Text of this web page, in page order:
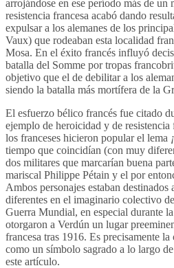
arrojándose en ese período más de un
resistencia francesa acabó dando
expulsar a los alemanes de los
Vaux) que rodeaban esta localidad
Mosa. En el éxito francés influyó
batalla del Somme por tropas
objetivo que el de debilitar a los
siendo la batalla más mortífera de la
El esfuerzo bélico francés fue citado
ejemplo de heroicidad y de
los franceses hicieron popular el lema
tiempo que coincidían (con muy
dos militares que marcarían buena
mariscal Philippe Pétain y el por
Ambos personajes estaban destinados
diferentes en el imaginario colectivo
Guerra Mundial, en especial durante
otorgaron a Verdún un lugar
francesa tras 1916. Es precisamente
como un símbolo sagrado a lo largo
este artículo.